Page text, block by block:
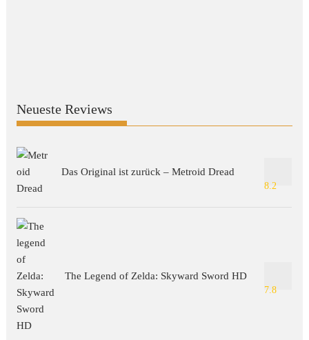
Neueste Reviews
Das Original ist zurück – Metroid Dread
8.2
The Legend of Zelda: Skyward Sword HD
7.8